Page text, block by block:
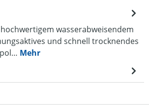
wasserabweisendem
und schnell trocknendes
Mehr